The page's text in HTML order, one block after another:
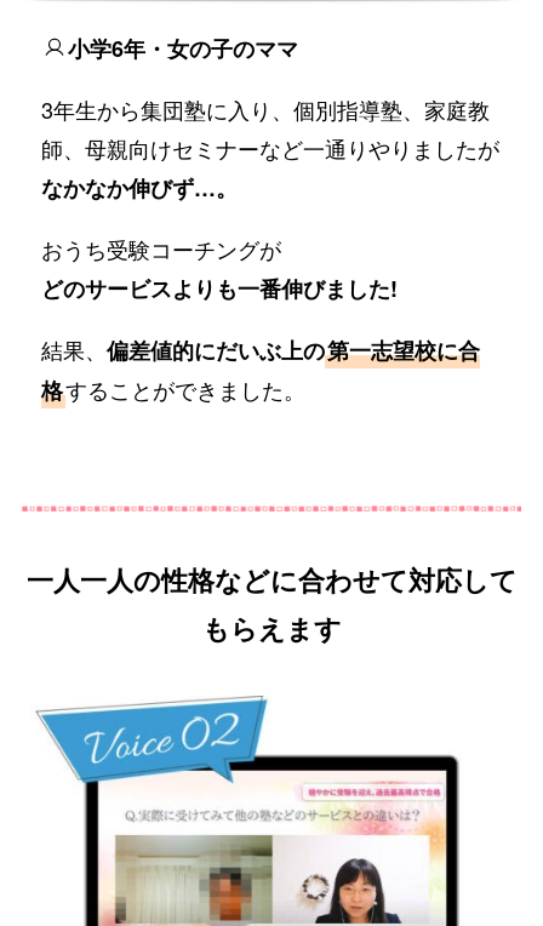
小学6年・女の子のママ
3年生から集団塾に入り、個別指導塾、家庭教
師、母親向けセミナーなど一通りやりましたが
なかなか伸びず…。
おうち受験コーチングが
どのサービスよりも一番伸びました!
結果、偏差値的にだいぶ上の第一志望校に合
格することができました。
一人一人の性格などに合わせて対応して
もらえます